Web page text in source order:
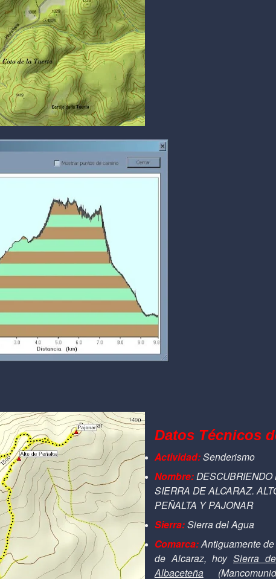
Datos Técnicos
Actividad:Senderismo
Nombre: DESCUBRIENDO
SIERRA DE ALCARAZ.
PEÑALTA Y PAJONAR
Sierra:Sierra del Agua
Comarca:Antiguamente
de Alcaraz, hoy Sierra
Albaceteña